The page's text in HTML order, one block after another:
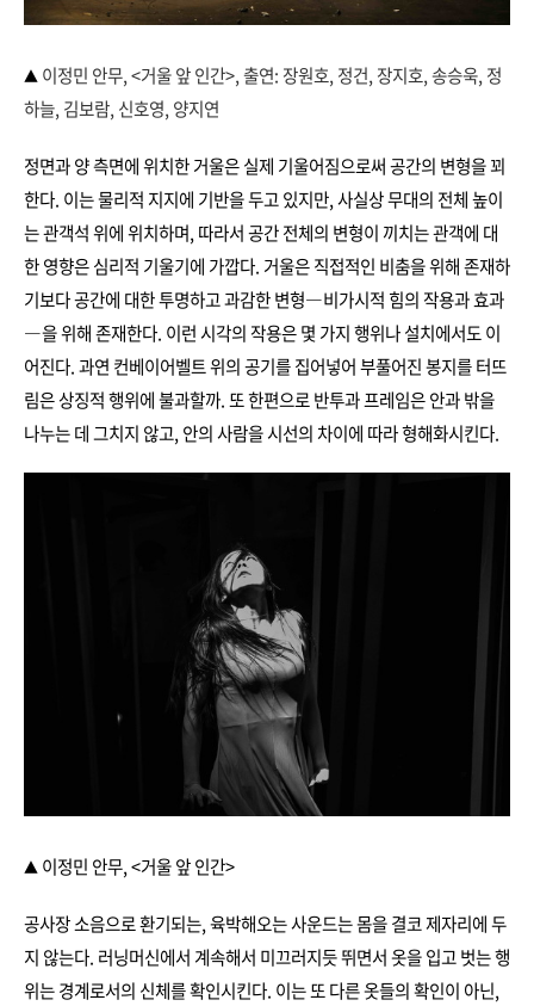
▲ 이정민 안무, <거울 앞 인간>, 출연: 장원호, 정건, 장지호, 송승욱, 정
하늘, 김보람, 신호영, 양지연
정면과 양 측면에 위치한 거울은 실제 기울어짐으로써 공간의 변형을 꾀
한다. 이는 물리적 지지에 기반을 두고 있지만, 사실상 무대의 전체 높이
는 관객석 위에 위치하며, 따라서 공간 전체의 변형이 끼치는 관객에 대
한 영향은 심리적 기울기에 가깝다. 거울은 직접적인 비춤을 위해 존재하
기보다 공간에 대한 투명하고 과감한 변형―비가시적 힘의 작용과 효과
―을 위해 존재한다. 이런 시각의 작용은 몇 가지 행위나 설치에서도 이
어진다. 과연 컨베이어벨트 위의 공기를 집어넣어 부풀어진 봉지를 터뜨
림은 상징적 행위에 불과할까. 또 한편으로 반투과 프레임은 안과 밖을
나누는 데 그치지 않고, 안의 사람을 시선의 차이에 따라 형해화시킨다.
▲ 이정민 안무, <거울 앞 인간>
공사장 소음으로 환기되는, 육박해오는 사운드는 몸을 결코 제자리에 두
지 않는다. 러닝머신에서 계속해서 미끄러지듯 뛰면서 옷을 입고 벗는 행
위는 경계로서의 신체를 확인시킨다. 이는 또 다른 옷들의 확인이 아닌,